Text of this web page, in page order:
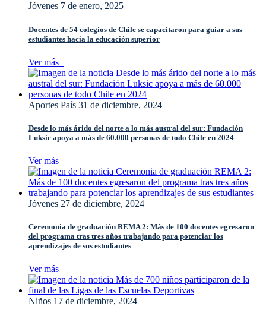
Jóvenes 7 de enero, 2025
Docentes de 54 colegios de Chile se capacitaron para guiar a sus
estudiantes hacia la educación superior
Ver más
Aportes País 31 de diciembre, 2024
Desde lo más árido del norte a lo más austral del sur: Fundación
Luksic apoya a más de 60.000 personas de todo Chile en 2024
Ver más
Jóvenes 27 de diciembre, 2024
Ceremonia de graduación REMA 2: Más de 100 docentes egresaron
del programa tras tres años trabajando para potenciar los
aprendizajes de sus estudiantes
Ver más
Niños 17 de diciembre, 2024